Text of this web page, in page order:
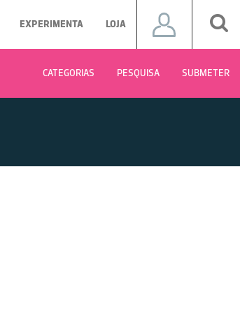
EXPERIMENTA LOJA
CATEGORIAS PESQUISA SUBMETER